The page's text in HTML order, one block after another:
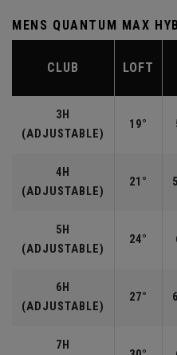
MENS QUANTUM MAX
CLUB LOFT
3H
(ADJUSTABLE)
19°
4H
(ADJUSTABLE)
21°
5H
(ADJUSTABLE)
24°
6H
(ADJUSTABLE)
27°
7H